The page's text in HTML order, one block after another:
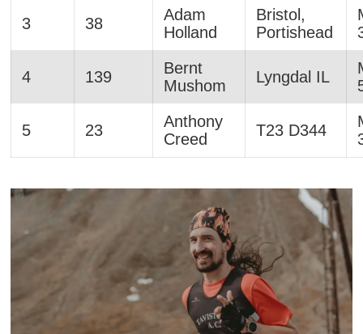
3 38
Adam
Holland
Bristol,
Portishead
4 139
Bernt
Mushom
Lyngdal IL
5 23
Anthony
Creed
T23 D344